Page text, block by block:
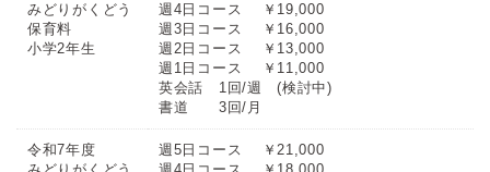
みどりがくどう
保育料
小学2年生
週4日コース ￥19,000
週3日コース ￥16,000
週2日コース ￥13,000
週1日コース ￥11,000
英会話 1回/週 (検討中)
書道 3回/月
令和7年度
週5日コース ￥21,000